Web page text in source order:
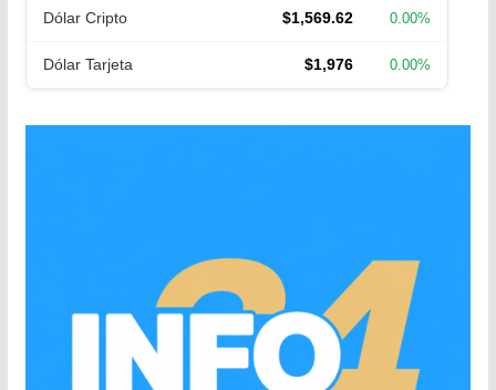
Dólar Cripto $1,569.62 0.00%
Dólar Tarjeta $1,976 0.00%